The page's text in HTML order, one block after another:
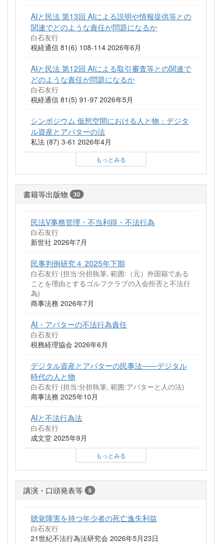
AIと民法 第13回 AIによる説明や情報提供等との
関連でどのような責任が問題になるか
白石友行
税経通信 81(6) 108-114 2026年6月
AIと民法 第12回 AIによる取引審査等との関連で
どのような責任が問題になるか
白石友行
税経通信 81(5) 91-97 2026年5月
シンポジウム 仮想空間における人と物：デジタ
ル資産とアバターの法
私法 (87) 3-61 2026年4月
もっとみる
書籍等出版物 30
民法V事務管理・不当利得・不法行為
白石友行
新世社 2026年7月
民事判例研究４ 2025年下期
白石友行 (担当:分担執筆, 範囲:（元）外国籍である
ことを理由とするゴルフクラブの入会拒否と不法行
為)
商事法務 2026年7月
AI・アバターの不法行為責任
白石友行
税務経理協会 2026年6月
デジタル資産とアバターの民事法――デジタル
時代の人と物
白石友行 (担当:分担執筆, 範囲:アバターと人の法)
商事法務 2025年10月
AIと不法行為法
白石友行
成文堂 2025年9月
もっとみる
講演・口頭発表等 9
聴覚障害を持つ年少者の死亡逸失利益
白石友行
21世紀不法行為法研究会 2026年5月23日